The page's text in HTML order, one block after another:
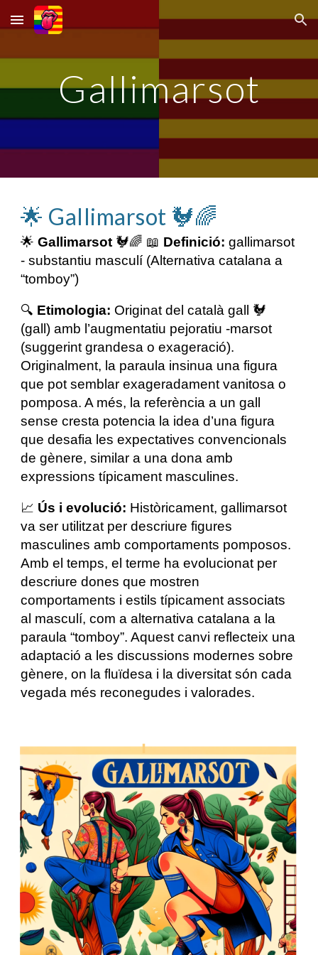
Skip to main content Skip to navigation
Gallimarsot
🌟 Gallimarsot 🐓🌈
🌟Gallimarsot 🐓🌈 📖 Definició: gallimarsot
- substantiu masculí (Alternativa catalana a
“tomboy”)
🔍 Etimologia: Originat del català gall 🐓
(gall) amb l’augmentatiu pejoratiu -marsot
(suggerint grandesa o exageració).
Originalment, la paraula insinua una figura
que pot semblar exageradament vanitosa o
pomposa. A més, la referència a un gall
sense cresta potencia la idea d’una figura
que desafia les expectatives convencionals
de gènere, similar a una dona amb
expressions típicament masculines.
📈 Ús i evolució: Històricament, gallimarsot
va ser utilitzat per descriure figures
masculines amb comportaments pomposos.
Amb el temps, el terme ha evolucionat per
descriure dones que mostren
comportaments i estils típicament associats
al masculí, com a alternativa catalana a la
paraula “tomboy”. Aquest canvi reflecteix una
adaptació a les discussions modernes sobre
gènere, on la fluïdesa i la diversitat són cada
vegada més reconegudes i valorades.